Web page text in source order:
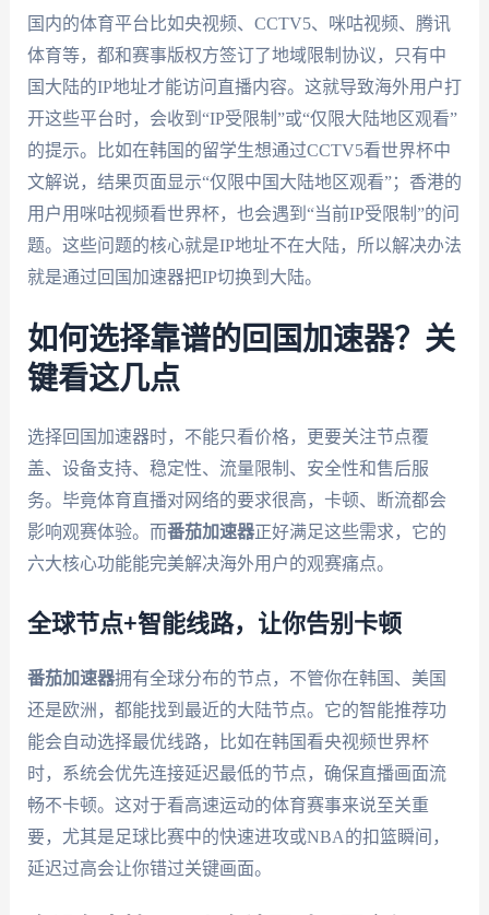
国内的体育平台比如央视频、CCTV5、咪咕视频、腾讯
体育等，都和赛事版权方签订了地域限制协议，只有中
国大陆的IP地址才能访问直播内容。这就导致海外用户打
开这些平台时，会收到“IP受限制”或“仅限大陆地区观看”
的提示。比如在韩国的留学生想通过CCTV5看世界杯中
文解说，结果页面显示“仅限中国大陆地区观看”；香港的
用户用咪咕视频看世界杯，也会遇到“当前IP受限制”的问
题。这些问题的核心就是IP地址不在大陆，所以解决办法
就是通过回国加速器把IP切换到大陆。
如何选择靠谱的回国加速器？关
键看这几点
选择回国加速器时，不能只看价格，更要关注节点覆
盖、设备支持、稳定性、流量限制、安全性和售后服
务。毕竟体育直播对网络的要求很高，卡顿、断流都会
影响观赛体验。而番茄加速器正好满足这些需求，它的
六大核心功能能完美解决海外用户的观赛痛点。
全球节点+智能线路，让你告别卡顿
番茄加速器拥有全球分布的节点，不管你在韩国、美国
还是欧洲，都能找到最近的大陆节点。它的智能推荐功
能会自动选择最优线路，比如在韩国看央视频世界杯
时，系统会优先连接延迟最低的节点，确保直播画面流
畅不卡顿。这对于看高速运动的体育赛事来说至关重
要，尤其是足球比赛中的快速进攻或NBA的扣篮瞬间，
延迟过高会让你错过关键画面。